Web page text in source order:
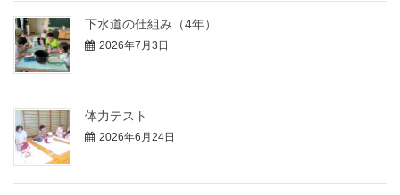
下水道の仕組み（4年）
2026年7月3日
体力テスト
2026年6月24日